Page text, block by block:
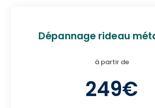
Dépannage rideau
à partir de
249€